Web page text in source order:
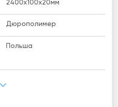
2400x100x20мм
Дюрополимер
Польша